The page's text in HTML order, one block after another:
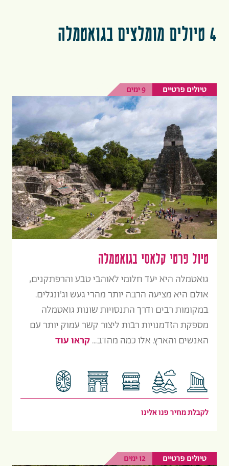
4 טיולים מומלצים בגואטמלה
טיולים פרטיים 9 ימים
טיול פרטי קלאסי בגואטמלה
גואטמלה היא יעד חלומי לאוהבי טבע והרפתקנים,
אולם היא מציעה הרבה יותר מהרי געש וג'ונגלים.
במקומות רבים ודרך התנסויות שונות גואטמלה
מספקת הזדמנויות רבות ליצור קשר עמוק יותר עם
האנשים והארץ. אלו כמה מהדב...קראו עוד
לקבלת מחיר פנו אלינו
טיולים פרטיים 12 ימים